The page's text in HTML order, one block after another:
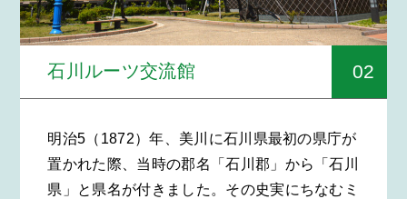
石川ルーツ交流館 02
明治5（1872）年、美川に石川県最初の県庁が
置かれた際、当時の郡名「石川郡」から「石川
県」と県名が付きました。その史実にちなむミ